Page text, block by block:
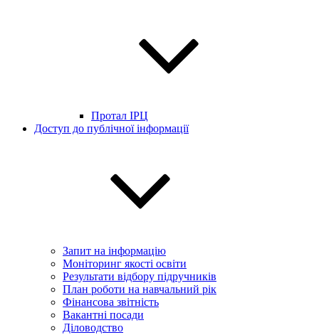
Протал ІРЦ
Доступ до публічної інформації
Запит на інформацію
Моніторинг якості освіти
Результати відбору підручників
План роботи на навчальний рік
Фінансова звітність
Вакантні посади
Діловодство